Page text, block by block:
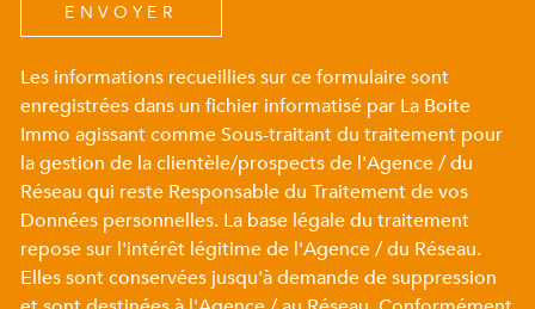
ENVOYER
Les informations recueillies sur ce formulaire sont
enregistrées dans un fichier informatisé par La Boite
Immo agissant comme Sous-traitant du traitement pour
la gestion de la clientèle/prospects de l'Agence / du
Réseau qui reste Responsable du Traitement de vos
Données personnelles. La base légale du traitement
repose sur l'intérêt légitime de l'Agence / du Réseau.
Elles sont conservées jusqu'à demande de suppression